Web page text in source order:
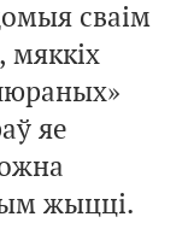
сваім
мяккіх
яе
жыцці.